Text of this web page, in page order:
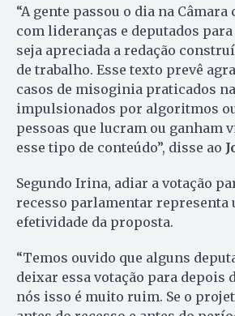
“A gente passou o dia na
com lideranças e deputados
seja apreciada a redação
de trabalho. Esse texto prevê
casos de misoginia praticados
impulsionados por algoritmos
pessoas que lucram ou ganham
esse tipo de conteúdo”, disse ao
Segundo Irina, adiar a votação
recesso parlamentar representa
efetividade da proposta.
“Temos ouvido que alguns
deixar essa votação para depois
nós isso é muito ruim. Se o